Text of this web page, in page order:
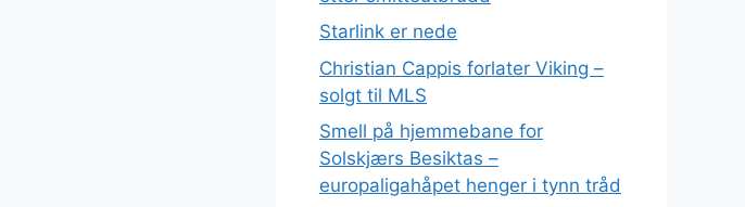
Starlink er nede
Christian Cappis forlater Viking –
solgt til MLS
Smell på hjemmebane for
Solskjærs Besiktas –
europaligahåpet henger i tynn tråd